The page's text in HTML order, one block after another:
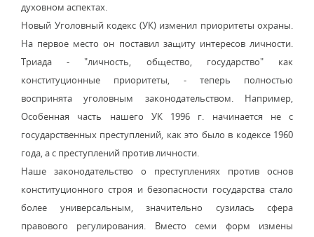
духовном аспектах.
Новый Уголовный кодекс (УК) изменил приоритеты охраны.
На первое место он поставил защиту интересов личности.
Триада - "личность, общество, государство" как
конституционные приоритеты, - теперь полностью
воспринята уголовным законодательством. Например,
Особенная часть нашего УК 1996 г. начинается не с
государственных преступлений, как это было в кодексе 1960
года, а с преступлений против личности.
Наше законодательство о преступлениях против основ
конституционного строя и безопасности государства стало
более универсальным, значительно сузилась сфера
правового регулирования. Вместо семи форм измены